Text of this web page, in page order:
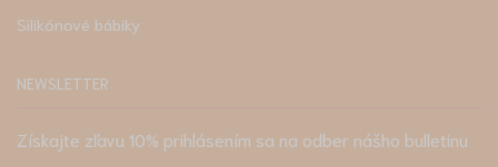
Silikónové bábiky
NEWSLETTER
Získajte zľavu 10% prihlásením sa na odber nášho bulletinu